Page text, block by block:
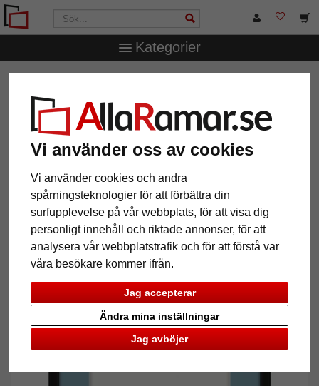
Vi använder oss av cookies
Vi använder cookies och andra
spårningsteknologier för att förbättra din
surfupplevelse på vår webbplats, för att visa dig
personligt innehåll och riktade annonser, för att
analysera vår webbplatstrafik och för att förstå var
våra besökare kommer ifrån.
Jag accepterar
Jag avböjer
Ändra mina inställningar
Kategorier
Trikåram Comfort Black med
passepartout